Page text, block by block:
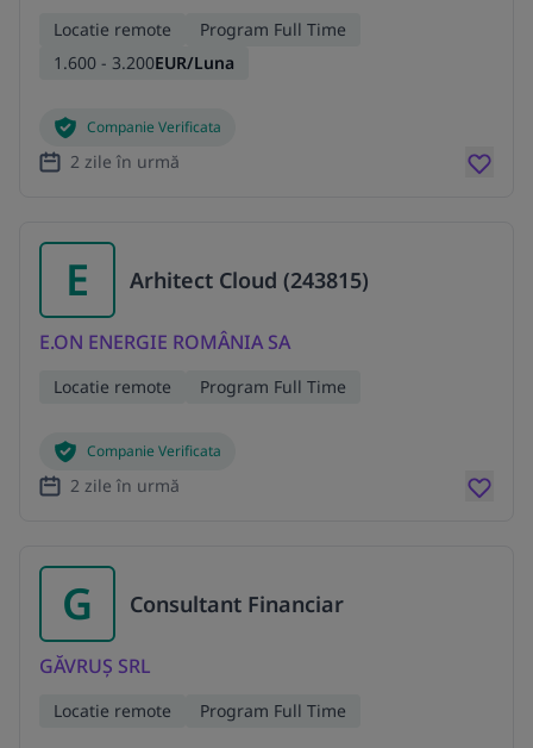
Locatie remote
Program Full Time
1.600 - 3.200EUR/Luna
Companie Verificata
2 zile în urmă
E Arhitect Cloud (243815)
E.ON ENERGIE ROMÂNIA SA
Locatie remote Program Full Time
Companie Verificata
2 zile în urmă
G Consultant Financiar
GĂVRUȘ SRL
Locatie remote Program Full Time